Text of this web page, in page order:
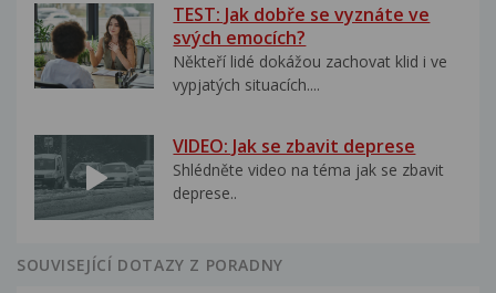
TEST: Jak dobře se vyznáte ve
svých emocích?
Někteří lidé dokážou zachovat klid i ve
vypjatých situacích....
VIDEO: Jak se zbavit deprese
Shlédněte video na téma jak se zbavit
deprese..
SOUVISEJÍCÍ DOTAZY Z PORADNY